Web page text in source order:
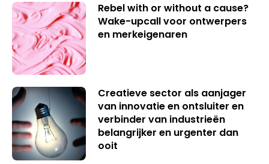
Rebel with or without a cause?
Wake-upcall voor ontwerpers
en merkeigenaren
Creatieve sector als aanjager
van innovatie en ontsluiter en
verbinder van industrieën
belangrijker en urgenter dan
ooit